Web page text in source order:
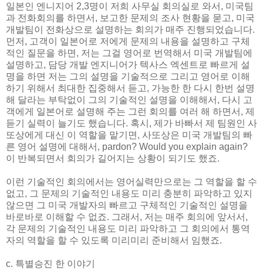
일본인 엔니지어 2,3명이 저희 사무실 회의실로 와서, 미국팀
과 전화회의를 하면서, 보고한 문제의 조사 현황을 묻고, 미국
개발팀이 전화상으로 설명하는 회의가 매주 진행되었습니다.
먼저, 고객이 일본어로 저에게 문제의 내용을 설명하고 구체
적인 질문을 하면, 저는 그걸 영어로 번역해서 미국 개발팀에
설명하고, 담당 개발 엔지니어가 텍사스 엑센트로 빠르게 설
명을 하면 저는 그의 설명을 기술적으로 그리고 영어로 이해
하기 위해서 최대한 집중해서 듣고, 가능한 한 다시 한번 설명
해 달라는 부탁없이 그의 기술적인 설명을 이해해서, 다시 고
객에게 일본어로 설명해 주는 그런 회의를 여러 해 하면서, 제
듣기 실력이 늘기도 했습니다. 혹시, 제가 바빠서 제 팀원인 사
또상에게 대신 이 역할을 맡기면, 사또상은 미국 개발팀의 빠
른 영어 설명에 대해서, pardon? Would you explain again?
이 반복되면서 회의가 길어지는 상황이 되기도 했죠.
이런 기술적인 회의에서는 영어실력만으로는 그 역할을 할 수
없고, 그 문제의 기술적인 내용도 미리 충분히 파악하고 있지
않으면 그 미국 개발자의 빠르고 구체적인 기술적인 설명을
바로바로 이해할 수 없죠. 그래서, 저는 매주 회의에 앞서서,
각 문제의 기술적인 내용도 미리 파악하고 그 회의에서 통역
자의 역할을 할 수 있도록 미리미리 준비해서 임했죠.
c. 특별승진 한 이야기